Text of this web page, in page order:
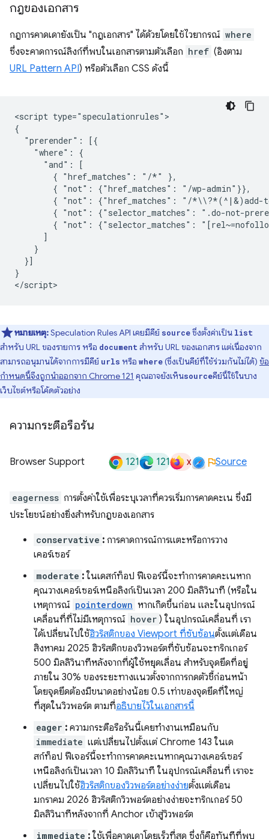
กฎของเอกสาร
กฎการคาดเดายังเป็น "กฎเอกสาร" ได้ด้วยโดยใช้ไวยากรณ์ where
ซึ่งจะคาดการณ์ลิงก์ที่พบในเอกสารตามตัวเลือก href (อิงตาม
URL Pattern API) หรือตัวเลือก CSS ดังนี้
<script type="speculationrules">
{
  "prerender": [{
    "where": {
      "and": [
        { "href_matches": "/*" },
        { "not": {"href_matches": "/wp-admin"}},
{ "not": {"href_matches": "/*\\?*(^|&)add-
{ "not": {"selector_matches": ".do-not-
{ "not": {"selector_matches":
      ]
    }
  }]
}
หมายเหตุ:Speculation Rules API เคยมีคีย์ sourceซึ่งตั้งค่าเป็น list
สำหรับ URL ของรายการ หรือ documentสำหรับ URL ของเอกสาร แต่เนื่องจาก
สามารถอนุมานได้จากการมีคีย์ urls หรือ where(ซึ่งเป็นคีย์ที่ใช้ร่วมกันไม่ได้) ข้อ
กำหนดนี้จึงถูกนำออกจาก Chrome 121 คุณอาจยังเห็นsourceคีย์นี้ใช้ในบาง
เว็บไซต์หรือโค้ดตัวอย่าง
ความกระตือรือร้น
Browser Support 121 121 x Source
eagerness การตั้งค่าใช้เพื่อระบุเวลาที่ควรเริ่มการคาดคะเน ซึ่งมี
ประโยชน์อย่างยิ่งสำหรับกฎของเอกสาร
conservative : การคาดการณ์การแตะหรือการวาง
เคอร์เซอร์
moderate : ในเดสก์ท็อป ฟีเจอร์นี้จะทำการคาดคะเนหาก
คุณวางเคอร์เซอร์เหนือลิงก์เป็นเวลา 200 มิลลิวินาที (หรือใน
เหตุการณ์ pointerdown หากเกิดขึ้นก่อน และในอุปกรณ์
เคลื่อนที่ที่ไม่มีเหตุการณ์ hover ) ในอุปกรณ์เคลื่อนที่ เรา
ได้เปลี่ยนไปใช้ฮิวริสติกของ Viewport ที่ซับซ้อนตั้งแต่เดือน
สิงหาคม 2025 ฮิวริสติกของวิวพอร์ตที่ซับซ้อนจะทริกเกอร์
500 มิลลิวินาทีหลังจากที่ผู้ใช้หยุดเลื่อน สำหรับจุดยึดที่อยู่
ภายใน 30% ของระยะทางแนวตั้งจากการกดตัวชี้ก่อนหน้า
โดยจุดยึดต้องมีขนาดอย่างน้อย 0.5 เท่าของจุดยึดที่ใหญ่
ที่สุดในวิวพอร์ต ตามที่อธิบายไว้ในเอกสารนี้
eager : ความกระตือรือร้นนี้เคยทำงานเหมือนกับ
immediate แต่เปลี่ยนไปตั้งแต่ Chrome 143 ในเด
สก์ท็อป ฟีเจอร์นี้จะทำการคาดคะเนหากคุณวางเคอร์เซอร์
เหนือลิงก์เป็นเวลา 10 มิลลิวินาที ในอุปกรณ์เคลื่อนที่ เราจะ
เปลี่ยนไปใช้ฮิวริสติกของวิวพอร์ตอย่างง่ายตั้งแต่เดือน
มกราคม 2026 ฮิวริสติกวิวพอร์ตอย่างง่ายจะทริกเกอร์ 50
มิลลิวินาทีหลังจากที่ Anchor เข้าสู่วิวพอร์ต
immediate : ใช้เพื่อคาดเดาโดยเร็วที่สุด ซึ่งก็คือทันทีที่พบ